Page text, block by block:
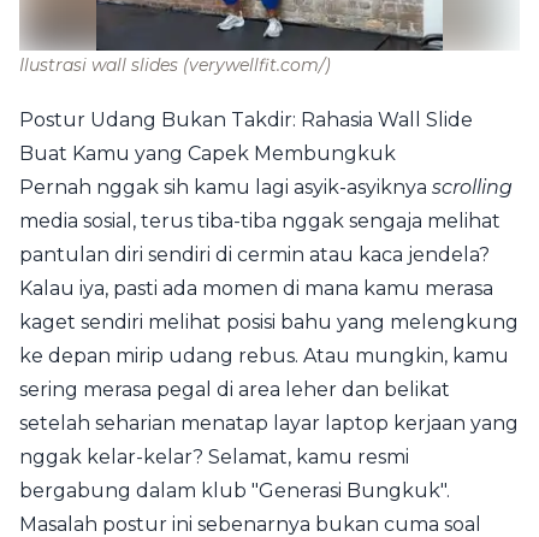
Ilustrasi wall slides (verywellfit.com/)
Postur Udang Bukan Takdir: Rahasia Wall Slide
Buat Kamu yang Capek Membungkuk
Pernah nggak sih kamu lagi asyik-asyiknya scrolling
media sosial, terus tiba-tiba nggak sengaja melihat
pantulan diri sendiri di cermin atau kaca jendela?
Kalau iya, pasti ada momen di mana kamu merasa
kaget sendiri melihat posisi bahu yang melengkung
ke depan mirip udang rebus. Atau mungkin, kamu
sering merasa pegal di area leher dan belikat
setelah seharian menatap layar laptop kerjaan yang
nggak kelar-kelar? Selamat, kamu resmi
bergabung dalam klub "Generasi Bungkuk".
Masalah postur ini sebenarnya bukan cuma soal